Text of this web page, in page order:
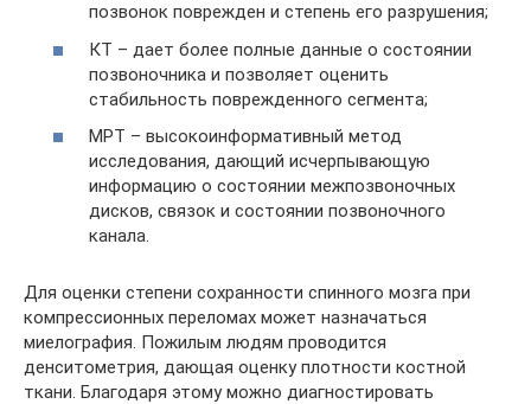
позвонок поврежден и степень его разрушения;
КТ – дает более полные данные о состоянии
позвоночника и позволяет оценить
стабильность поврежденного сегмента;
МРТ – высокоинформативный метод
исследования, дающий исчерпывающую
информацию о состоянии межпозвоночных
дисков, связок и состоянии позвоночного
канала.
Для оценки степени сохранности спинного мозга при
компрессионных переломах может назначаться
миелография. Пожилым людям проводится
денситометрия, дающая оценку плотности костной
ткани. Благодаря этому можно диагностировать